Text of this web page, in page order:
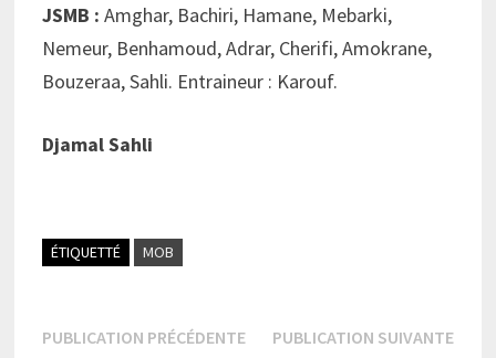
JSMB : Amghar, Bachiri, Hamane, Mebarki,
Nemeur, Benhamoud, Adrar, Cherifi, Amokrane,
Bouzeraa, Sahli. Entraineur : Karouf.
Djamal Sahli
ÉTIQUETTÉ MOB
Navigation
PUBLICATION PRÉCÉDENTEPublication
PUBLICATION SUIVANTE